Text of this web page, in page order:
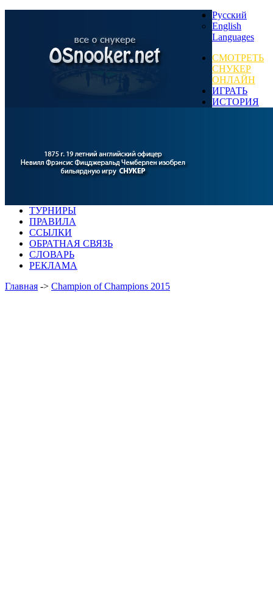
Русский
English
Languages
СМОТРЕТЬ
СНУКЕР
ОНЛАЙН
ИГРАТЬ
ИСТОРИЯ
ТУРНИРЫ
ПРАВИЛА
ССЫЛКИ
ОБРАТНАЯ СВЯЗЬ
СЛОВАРЬ
РЕКЛАМА
Главная -> Champion of Champions 2015